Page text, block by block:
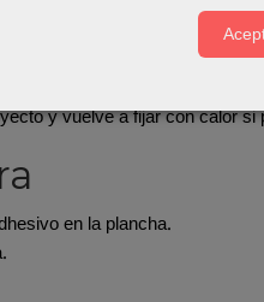
del tejido.
y vuelve a fijar con calor si
en la plancha.